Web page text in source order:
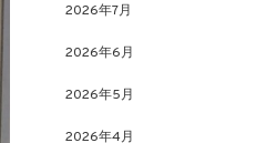
2026年7月
2026年6月
2026年5月
2026年4月